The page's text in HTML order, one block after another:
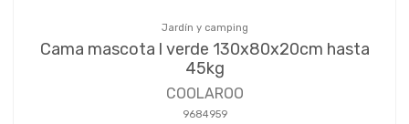
Jardín y camping
Cama mascota l verde 130x80x20cm hasta
45kg
COOLAROO
9684959